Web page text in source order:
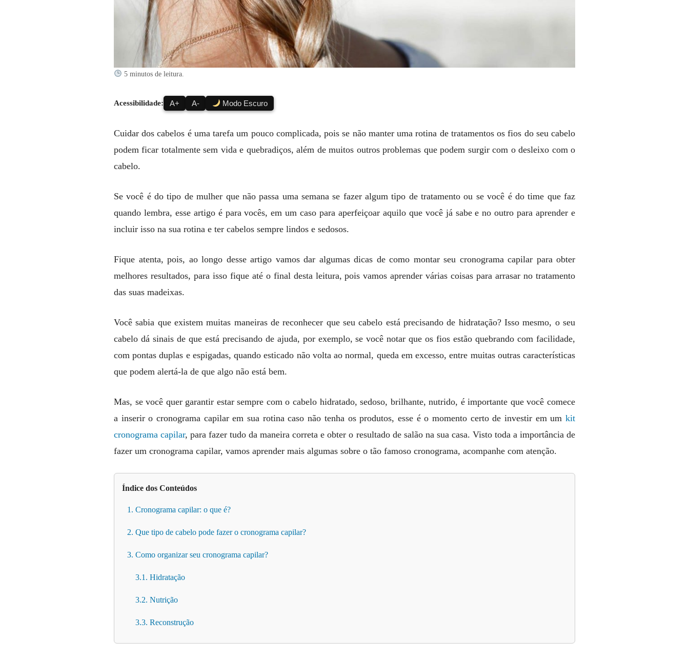
5 minutos de leitura.
Acessibilidade: A+ A- Modo Escuro
Cuidar dos cabelos é uma tarefa um pouco complicada, pois se não manter uma rotina de tratamentos os fios do seu cabelo
podem ficar totalmente sem vida e quebradiços, além de muitos outros problemas que podem surgir com o desleixo com o
cabelo.
Se você é do tipo de mulher que não passa uma semana se fazer algum tipo de tratamento ou se você é do time que faz
quando lembra, esse artigo é para vocês, em um caso para aperfeiçoar aquilo que você já sabe e no outro para aprender e
incluir isso na sua rotina e ter cabelos sempre lindos e sedosos.
Fique atenta, pois, ao longo desse artigo vamos dar algumas dicas de como montar seu cronograma capilar para obter
melhores resultados, para isso fique até o final desta leitura, pois vamos aprender várias coisas para arrasar no tratamento
das suas madeixas.
Você sabia que existem muitas maneiras de reconhecer que seu cabelo está precisando de hidratação? Isso mesmo, o seu
cabelo dá sinais de que está precisando de ajuda, por exemplo, se você notar que os fios estão quebrando com facilidade,
com pontas duplas e espigadas, quando esticado não volta ao normal, queda em excesso, entre muitas outras características
que podem alertá-la de que algo não está bem.
Mas, se você quer garantir estar sempre com o cabelo hidratado, sedoso, brilhante, nutrido, é importante que você comece
a inserir o cronograma capilar em sua rotina caso não tenha os produtos, esse é o momento certo de investir em um kit
cronograma capilar, para fazer tudo da maneira correta e obter o resultado de salão na sua casa. Visto toda a importância de
fazer um cronograma capilar, vamos aprender mais algumas sobre o tão famoso cronograma, acompanhe com atenção.
Índice dos Conteúdos
1. Cronograma capilar: o que é?
2. Que tipo de cabelo pode fazer o cronograma capilar?
3. Como organizar seu cronograma capilar?
3.1. Hidratação
3.2. Nutrição
3.3. Reconstrução